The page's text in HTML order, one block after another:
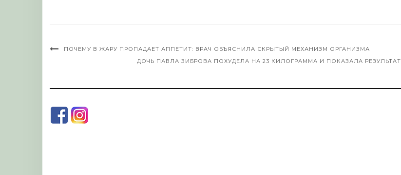
ПОЧЕМУ В ЖАРУ ПРОПАДАЕТ АППЕТИТ: ВРАЧ ОБЪЯСНИЛА СКРЫТЫЙ МЕХАНИЗМ ОРГАНИЗМА
ДОЧЬ ПАВЛА ЗИБРОВА ПОХУДЕЛА НА 23 КИЛОГРАММА И ПОКАЗАЛА РЕЗУЛЬТАТ